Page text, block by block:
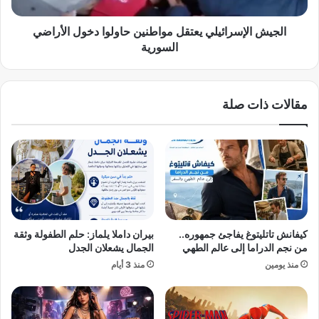
ه
ق
ا
ل
ج
ل
ل
ر
ق
ي
ن
س
ي
ت
ق
ل
م
و
ط
ن
ي
ن
ح
ا
الجيش الإسرائيلي يعتقل مواطنين حاولوا دخول الأراضي
السورية
مقالات ذات صلة
كيفانش تاتليتوغ يفاجئ جمهوره..
من نجم الدراما إلى عالم الطهي
منذ يومين
بيران داملا يلماز: حلم الطفولة وثقة
الجمال يشعلان الجدل
منذ 3 أيام